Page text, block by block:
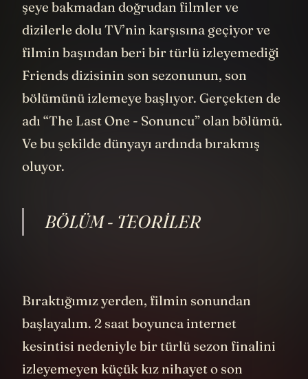
radyasyon üretiyor.
Gerçek hayatta da buna benzer bir durum
yaşanmış. Hem de Küba’da. O yüzden
“Havana Sendromu” olarak literatüre
geçmiş. Oradaki ABD büyükelçiliğinde
yaşadığı ve bunun kaynağının mikrodalga
silahlar olabileceğine dair bazı ipuçları
diplomatlarında da yaşandı. 2020’de
hazırlanan kapsamlı birraporda
"yönlendirilmiş" mikrodalga radyasyonun,
bu hastalıkların olası nedeni olduğu